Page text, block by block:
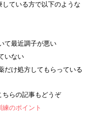
ている方で以下のような
て最近調子が悪い
いない
だけ処方してもらっている
ちらの記事もどうぞ
のポイント